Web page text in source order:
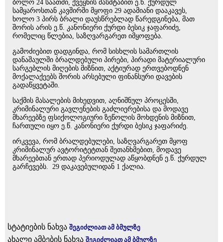
ბოლო 24 საათში, ქვეყნის მასშტაბით ე.წ. ქურდულ
სამყაროსთან კავშირში მყოფი 29 ადამიანი დააკავეს,
ხოლო 3 პირს ბრალი დაუსწრებლად წარედგინება, მათ
შორის არის ე.წ. კანონიერი ქურდი ბესიკ ჯაფარიძე,
რომელიც წლებია, საზღვარგარეთ იმყოფება.
გამოძიებით დადგინდა, რომ სისხლის სამართლის
დანაშაულში ბრალდებული პირები, პირადი მატერიალური
სარგებლის მიღების მიზნით, აქტიურად ერთვებოდნენ
მოქალაქეებს შორის არსებული ფინანსური დავების
გადაწყვეტაში.
საქმის მასალების მიხედვით, აღნიშნულ პროცესში,
კრიმინალური გავლენების გაძლიერებისა და მოდავე
მხარეებზე ფსიქოლოგიური ზეწოლის მოხდენის მიზნით,
ჩართული იყო ე.წ. კანონიერი ქურდი ბესიკ ჯაფარიძე.
ირკვევა, რომ ბრალდებულები, საზღვარგარეთ მყოფ
კრიმინალურ ავტორიტეტთან შეთანხმებით, მოდავე
მხარეებთან ერთად პერიოდულად აწყობდნენ ე.წ. ქურდულ
გარჩევებს. 29 დაკავებულიდან 1 ქალია.
სტატიების ნახვა შეგიძლიათ ამ ბმულზე
ახალი ამბების ნახვა შეგიძლიათ ამ ბმულზე